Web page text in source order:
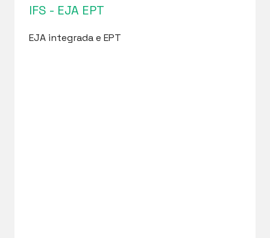
IFS - EJA EPT
EJA integrada e EPT